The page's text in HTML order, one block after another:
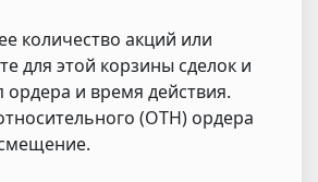
количество акций или
для этой корзины сделок и
ордера и время действия.
(ОТН) ордера